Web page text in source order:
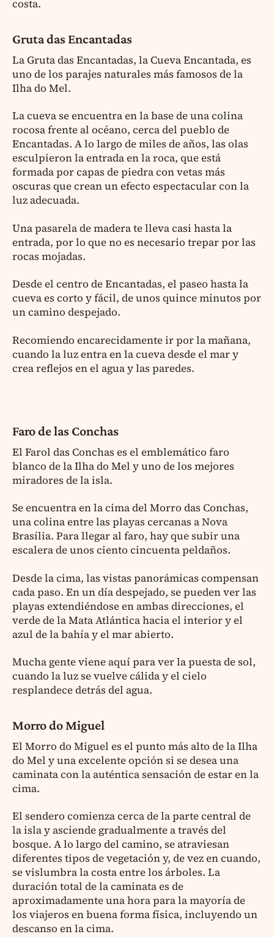
costa.
Gruta das Encantadas
La Gruta das Encantadas, la Cueva Encantada, es
uno de los parajes naturales más famosos de la
Ilha do Mel.
La cueva se encuentra en la base de una colina
rocosa frente al océano, cerca del pueblo de
Encantadas. A lo largo de miles de años, las olas
esculpieron la entrada en la roca, que está
formada por capas de piedra con vetas más
oscuras que crean un efecto espectacular con la
luz adecuada.
Una pasarela de madera te lleva casi hasta la
entrada, por lo que no es necesario trepar por las
rocas mojadas.
Desde el centro de Encantadas, el paseo hasta la
cueva es corto y fácil, de unos quince minutos por
un camino despejado.
Recomiendo encarecidamente ir por la mañana,
cuando la luz entra en la cueva desde el mar y
crea reflejos en el agua y las paredes.
Faro de las Conchas
El Farol das Conchas es el emblemático faro
blanco de la Ilha do Mel y uno de los mejores
miradores de la isla.
Se encuentra en la cima del Morro das Conchas,
una colina entre las playas cercanas a Nova
Brasília. Para llegar al faro, hay que subir una
escalera de unos ciento cincuenta peldaños.
Desde la cima, las vistas panorámicas compensan
cada paso. En un día despejado, se pueden ver las
playas extendiéndose en ambas direcciones, el
verde de la Mata Atlántica hacia el interior y el
azul de la bahía y el mar abierto.
Mucha gente viene aquí para ver la puesta de sol,
cuando la luz se vuelve cálida y el cielo
resplandece detrás del agua.
Morro do Miguel
El Morro do Miguel es el punto más alto de la Ilha
do Mel y una excelente opción si se desea una
caminata con la auténtica sensación de estar en la
cima.
El sendero comienza cerca de la parte central de
la isla y asciende gradualmente a través del
bosque. A lo largo del camino, se atraviesan
diferentes tipos de vegetación y, de vez en cuando,
se vislumbra la costa entre los árboles. La
duración total de la caminata es de
aproximadamente una hora para la mayoría de
los viajeros en buena forma física, incluyendo un
descanso en la cima.